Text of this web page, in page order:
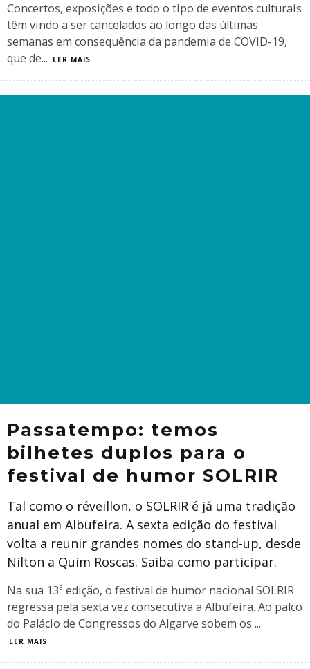
Concertos, exposições e todo o tipo de eventos culturais
têm vindo a ser cancelados ao longo das últimas
semanas em consequência da pandemia de COVID-19,
que de... LER MAIS
Passatempo: temos
bilhetes duplos para o
festival de humor SOLRIR
Tal como o réveillon, o SOLRIR é já uma tradição
anual em Albufeira. A sexta edição do festival
volta a reunir grandes nomes do stand-up, desde
Nilton a Quim Roscas. Saiba como participar.
Na sua 13ª edição, o festival de humor nacional SOLRIR
regressa pela sexta vez consecutiva a Albufeira. Ao palco
do Palácio de Congressos do Algarve sobem os ...
LER MAIS